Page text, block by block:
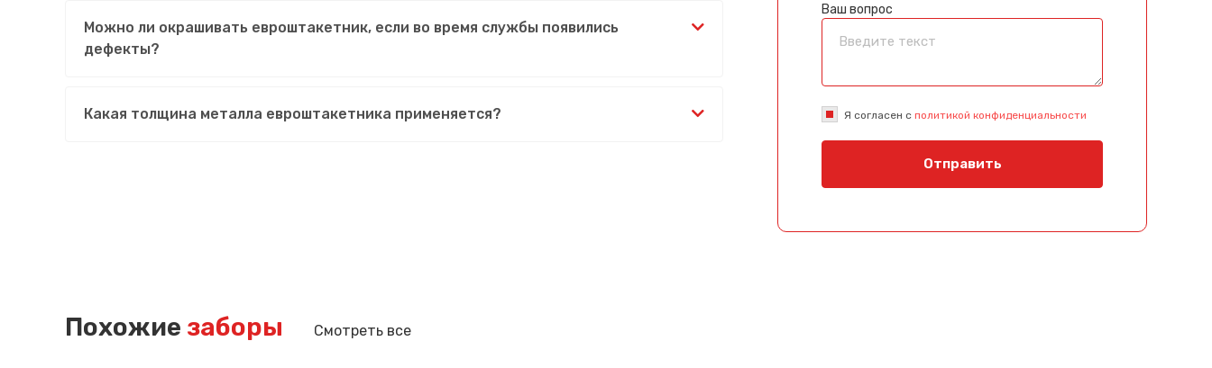
Можно ли окрашивать евроштакетник, если во время службы появились
дефекты?
Какая толщина металла евроштакетника применяется?
Ваш вопрос
Я согласен с политикой конфиденциальности
Отправить
Похожие заборы Смотреть все
Спасибо за обращение, наш специалист свяжется с Вами.